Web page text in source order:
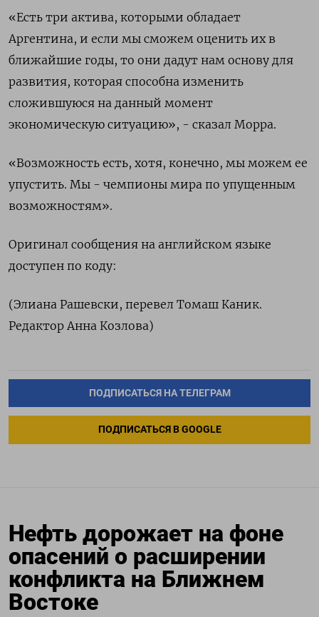
«Есть три актива, которыми обладает
Аргентина, и если мы сможем оценить их в
ближайшие годы, то они дадут нам основу для
развития, которая способна изменить
сложившуюся на данный момент
экономическую ситуацию», - сказал Морра.
«Возможность есть, хотя, конечно, мы можем ее
упустить. Мы - чемпионы мира по упущенным
возможностям».
Оригинал сообщения на английском языке
доступен по коду:
(Элиана Рашевски, перевел Томаш Каник.
Редактор Анна Козлова)
ПОДПИСАТЬСЯ НА ТЕЛЕГРАМ
ПОДПИСАТЬСЯ В GOOGLE
Нефть дорожает на фоне
опасений о расширении
конфликта на Ближнем
Востоке